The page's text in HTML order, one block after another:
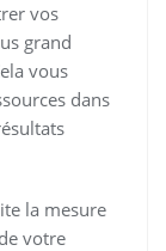
vos
grand
vous
dans
la mesure
votre